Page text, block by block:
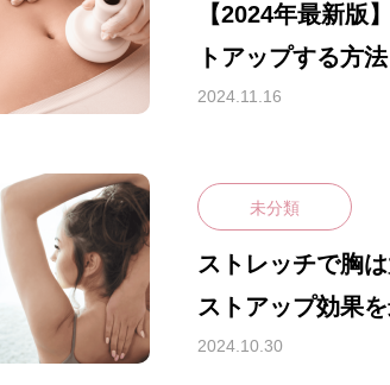
【2024年最新版
トアップする方
科・クリニックの
2024.11.16
未分類
ストレッチで胸
ストアップ効果
ササイズ・方法の
2024.10.30